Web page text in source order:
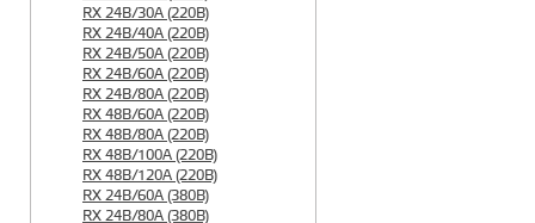
RX 24B/30A (220B)
RX 24B/40A (220B)
RX 24B/50A (220B)
RX 24B/60A (220B)
RX 24B/80A (220B)
RX 48B/60A (220B)
RX 48B/80A (220B)
RX 48B/100A (220B)
RX 48B/120A (220B)
RX 24B/60A (380B)
RX 24B/80A (380B)